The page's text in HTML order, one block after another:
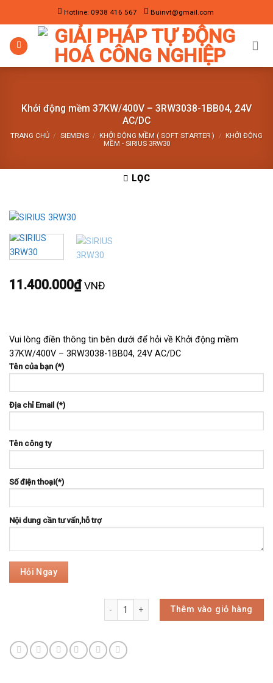
content
Hotline: 0938 416 567 Buinvt@gmail.com
Khởi động mềm 37KW/400V – 3RW3038-1BB04, 24V
AC/DC
TRANG CHỦ / SIEMENS / KHỞI ĐỘNG MỀM ( SOFT STARTER ) / KHỞI ĐỘNG
MỀM - SIRIUS 3RW30
LỌC
11.400.000₫ VNĐ
Vui lòng điền thông tin bên dưới để hỏi về Khởi động mềm
37KW/400V – 3RW3038-1BB04, 24V AC/DC
Tên của bạn (*)
Địa chỉ Email (*)
Tên công ty
Số điện thoại(*)
Nội dung cần tư vấn,hỗ trợ
Thêm vào giỏ hàng